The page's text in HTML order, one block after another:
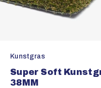
Kunstgras
Super Soft
38MM